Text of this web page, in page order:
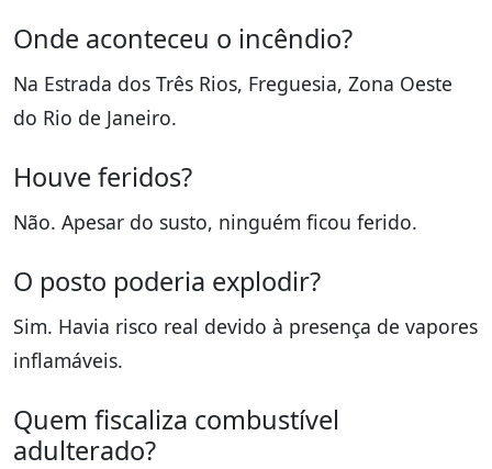
Onde aconteceu o incêndio?
Na Estrada dos Três Rios, Freguesia, Zona Oeste
do Rio de Janeiro.
Houve feridos?
Não. Apesar do susto, ninguém ficou ferido.
O posto poderia explodir?
Sim. Havia risco real devido à presença de vapores
inflamáveis.
Quem fiscaliza combustível
adulterado?